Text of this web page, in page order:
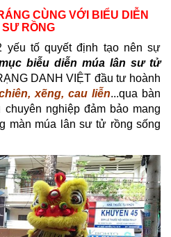
CÙNG VỚI BIỂU DIỄN
SƯ RỒNG
yếu tố quyết định tạo nên sự
biễu diễn múa lân sư tử
DANH VIỆT đầu tư hoành
xẽng, cau liễn...qua bàn
nghiệp đảm bảo mang
màn múa lân sư tử rồng sống